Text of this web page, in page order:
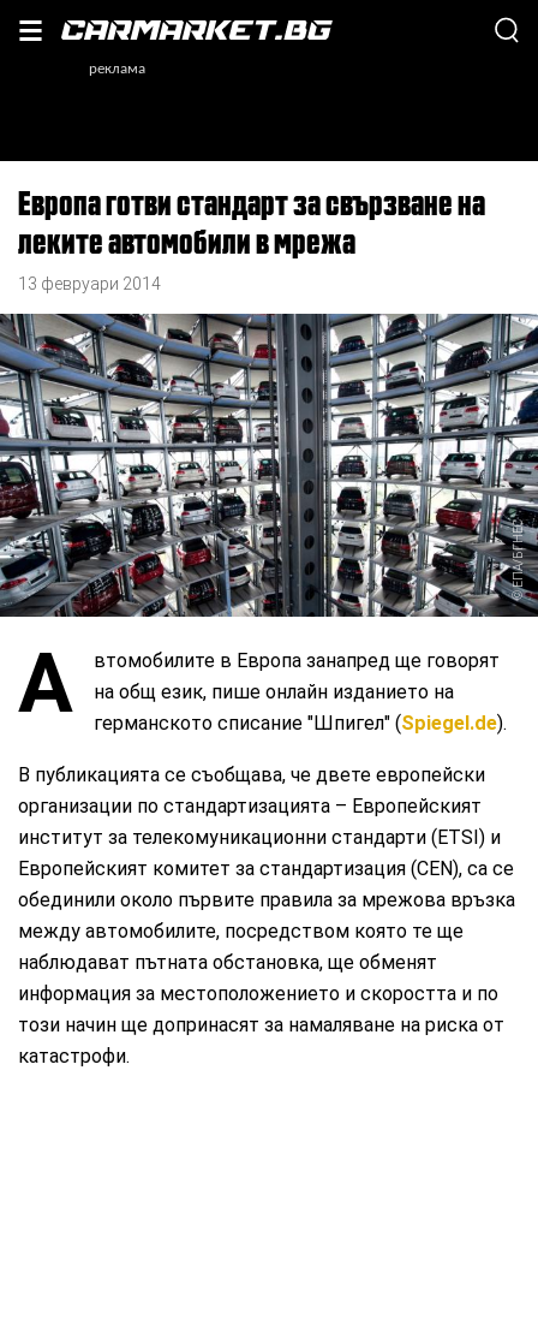
Европа готви стандарт за свързване на
леките автомобили в мрежа
13 февруари 2014
ЕПА/БГНЕС
А
втомобилите в Европа занапред ще говорят
на общ език, пише онлайн изданието на
германското списание "Шпигел" (Spiegel.de).
В публикацията се съобщава, че двете европейски
организации по стандартизацията – Европейският
институт за телекомуникационни стандарти (ETSI) и
Европейският комитет за стандартизация (CEN), са се
обединили около първите правила за мрежова връзка
между автомобилите, посредством която те ще
наблюдават пътната обстановка, ще обменят
информация за местоположението и скоростта и по
този начин ще допринасят за намаляване на риска от
катастрофи.